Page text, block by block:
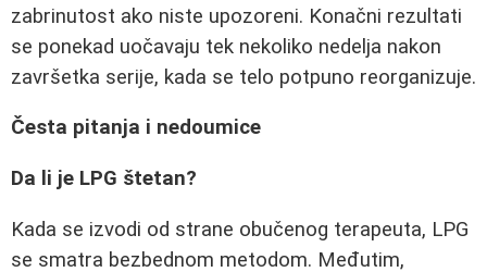
zabrinutost ako niste upozoreni. Konačni rezultati
se ponekad uočavaju tek nekoliko nedelja nakon
završetka serije, kada se telo potpuno reorganizuje.
Česta pitanja i nedoumice
Da li je LPG štetan?
Kada se izvodi od strane obučenog terapeuta, LPG
se smatra bezbednom metodom. Međutim,